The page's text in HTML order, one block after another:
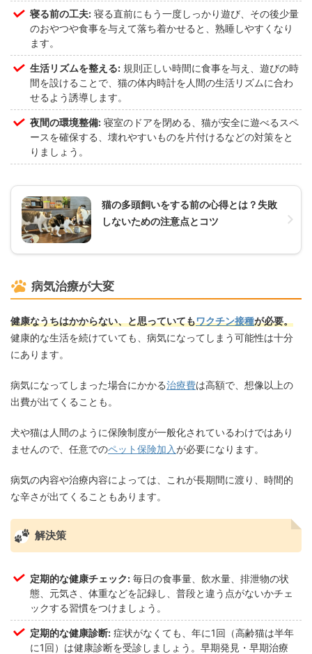
寝る前の工夫: 寝る直前にもう一度しっかり遊び、その後少量
のおやつや食事を与えて落ち着かせると、熟睡しやすくなり
ます。
生活リズムを整える: 規則正しい時間に食事を与え、遊びの時
間を設けることで、猫の体内時計を人間の生活リズムに合わ
せるよう誘導します。
夜間の環境整備: 寝室のドアを閉める、猫が安全に遊べるスペ
ースを確保する、壊れやすいものを片付けるなどの対策をと
りましょう。
猫の多頭飼いをする前の心得とは？失敗
しないための注意点とコツ
病気治療が大変
健康なうちはかからない、と思っていてもワクチン接種が必要。
健康的な生活を続けていても、病気になってしまう可能性は十分
にあります。
病気になってしまった場合にかかる治療費は高額で、想像以上の
出費が出てくることも。
犬や猫は人間のように保険制度が一般化されているわけではあり
ませんので、任意でのペット保険加入が必要になります。
病気の内容や治療内容によっては、これが長期間に渡り、時間的
な辛さが出てくることもあります。
解決策
定期的な健康チェック: 毎日の食事量、飲水量、排泄物の状
態、元気さ、体重などを記録し、普段と違う点がないかチェ
ックする習慣をつけましょう。
定期的な健康診断: 症状がなくても、年に1回（高齢猫は半年
に1回）は健康診断を受診しましょう。早期発見・早期治療